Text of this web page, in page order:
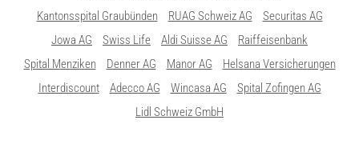
Kantonsspital Graubünden
RUAG Schweiz AG
Securitas AG
Jowa AG
Swiss Life Aldi Suisse AG
Raiffeisenbank
Spital Menziken
Denner AG Manor AG
Helsana Versicherungen
Interdiscount
Adecco AG Wincasa AG
Spital Zofingen AG
Lidl Schweiz GmbH